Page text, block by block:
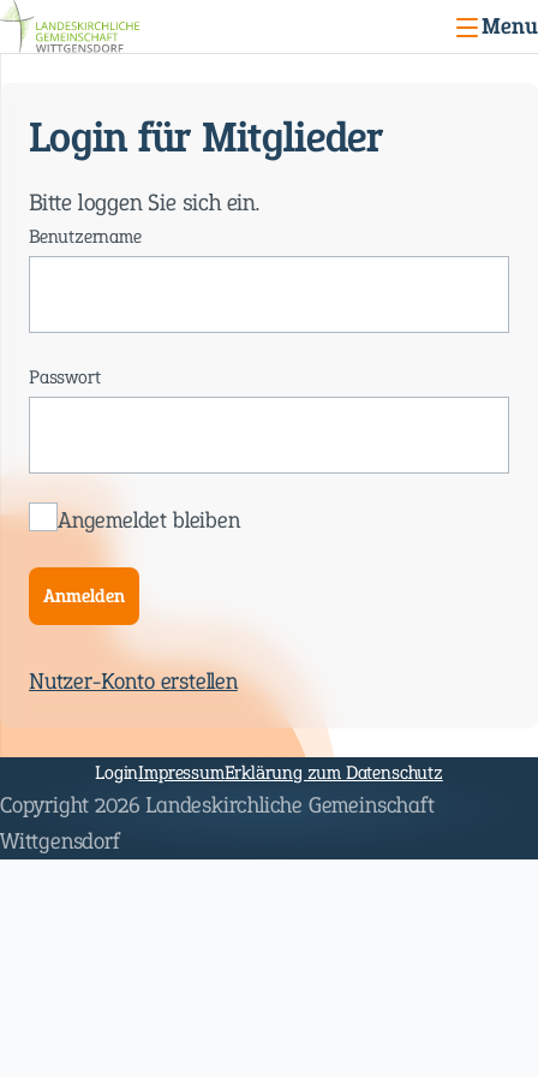
Menu
Login für Mitglieder
Bitte loggen Sie sich ein.
Benutzername
Passwort
Angemeldet bleiben
Anmelden
Nutzer-Konto erstellen
Navigation
überspringen
LoginImpressumErklärung zum Datenschutz
Copyright 2026 Landeskirchliche Gemeinschaft
Wittgensdorf